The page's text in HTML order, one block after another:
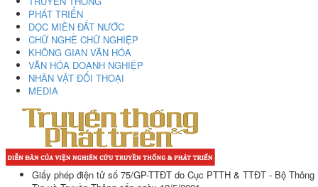
PHÁT TRIỂN
DỌC MIỀN ĐẤT NƯỚC
CHỮ NGHỀ CHỮ NGHIỆP
KHÔNG GIAN VĂN HÓA
VĂN HÓA DOANH NGHIỆP
NHÂN VẬT ĐỐI THOẠI
MEDIA
Giấy phép điện tử số 75/GP-TTĐT do Cục PTTH & TTĐT - Bộ Thông